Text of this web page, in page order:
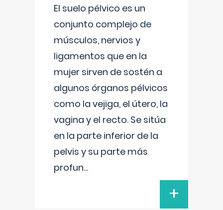
El suelo pélvico es un
conjunto complejo de
músculos, nervios y
ligamentos que en la
mujer sirven de sostén a
algunos órganos pélvicos
como la vejiga, el útero, la
vagina y el recto. Se sitúa
en la parte inferior de la
pelvis y su parte más
profun...
+